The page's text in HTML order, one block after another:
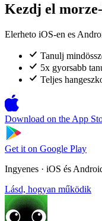
Kezdj el
Elerheto iOS-en es
Tanulj
5x gyorsabb
Teljes
Download on the App
Get it on Google Play
Ingyenes · iOS és
Lásd, hogyan működik